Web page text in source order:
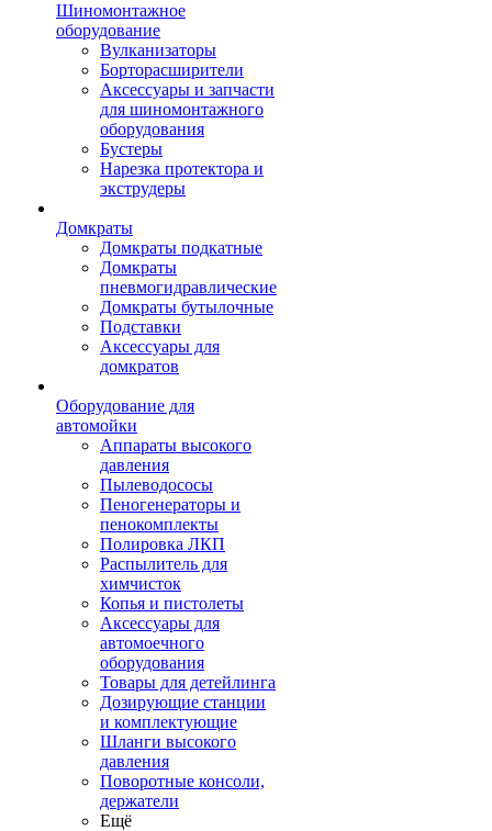
Шиномонтажное
оборудование
Вулканизаторы
Борторасширители
Аксессуары и запчасти
для шиномонтажного
оборудования
Бустеры
Нарезка протектора и
экструдеры
Домкраты
Домкраты подкатные
Домкраты
пневмогидравлические
Домкраты бутылочные
Подставки
Аксессуары для
домкратов
Оборудование для
автомойки
Аппараты высокого
давления
Пылеводососы
Пеногенераторы и
пенокомплекты
Полировка ЛКП
Распылитель для
химчисток
Копья и пистолеты
Аксессуары для
автомоечного
оборудования
Товары для детейлинга
Дозирующие станции
и комплектующие
Шланги высокого
давления
Поворотные консоли,
держатели
Ещё